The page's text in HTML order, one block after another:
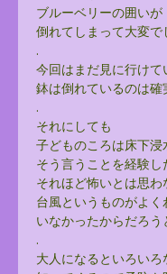
ブルーベリーの囲いが
倒れてしまって大変で
.
今回はまだ見に行け
鉢は倒れているのは確
.
それにしても
子どものころは床下浸
そう言うことを経験し
それほど怖いとは思わ
台風というものがよく
いなかったからだろう
.
大人になるといろいろ